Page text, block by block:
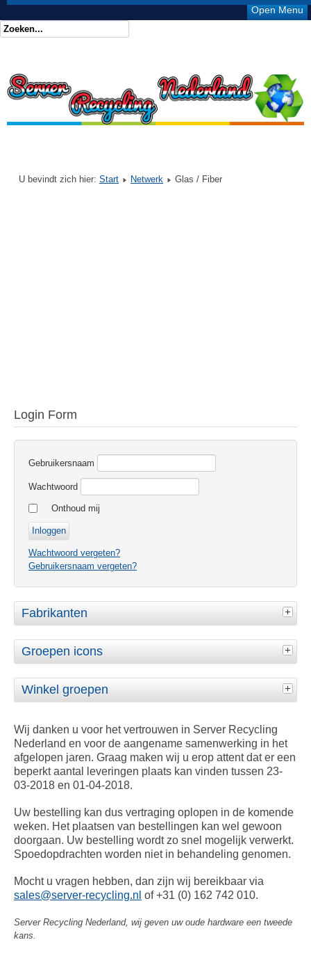
Open Menu
U bevindt zich hier: Start Netwerk Glas / Fiber
Login Form
Gebruikersnaam
Wachtwoord
Onthoud mij
Wachtwoord vergeten?
Gebruikersnaam vergeten?
Fabrikanten
Groepen icons
Winkel groepen
Wij danken u voor het vertrouwen in Server Recycling
Nederland en voor de aangename samenwerking in het
afgelopen jaren. Graag maken wij u erop attent dat er een
beperkt aantal leveringen plaats kan vinden tussen 23-
03-2018 en 01-04-2018.
Uw bestelling kan dus vertraging oplopen in de komende
weken. Het plaatsen van bestellingen kan wel gewoon
doorgaan. Uw bestelling wordt zo snel mogelijk verwerkt.
Spoedopdrachten worden niet in behandeling genomen.
Mocht u vragen hebben, dan zijn wij bereikbaar via
sales@server-recycling.nl of +31 (0) 162 742 010.
Server Recycling Nederland, wij geven uw oude hardware een tweede
kans.